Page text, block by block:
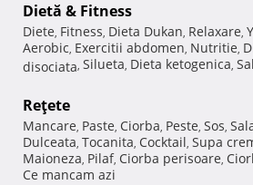
Dietă & Fitness
Diete, Fitness, Dieta Dukan, Relaxare,
Aerobic, Exercitii abdomen, Nutritie,
disociata, Silueta, Dieta ketogenica,
Reţete
Mancare, Paste, Ciorba, Peste, Sos,
Dulceata, Tocanita, Cocktail, Supa
Maioneza, Pilaf, Ciorba perisoare,
Ce mancam azi